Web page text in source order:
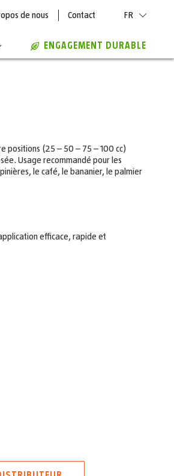
de nous Contact FR
ENGAGEMENT DURABLE
positions (25 – 50 – 75 – 100 cc)
Usage recommandé pour les
le café, le bananier, le palmier
efficace, rapide et